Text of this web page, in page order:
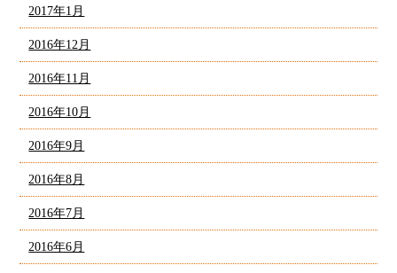
2017年1月
2016年12月
2016年11月
2016年10月
2016年9月
2016年8月
2016年7月
2016年6月